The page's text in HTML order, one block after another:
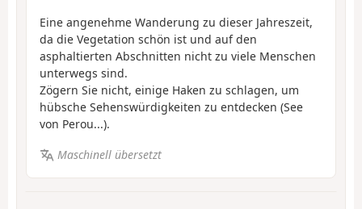
Eine angenehme Wanderung zu dieser Jahreszeit,
da die Vegetation schön ist und auf den
asphaltierten Abschnitten nicht zu viele Menschen
unterwegs sind.
Zögern Sie nicht, einige Haken zu schlagen, um
hübsche Sehenswürdigkeiten zu entdecken (See
von Perou...).
Maschinell übersetzt